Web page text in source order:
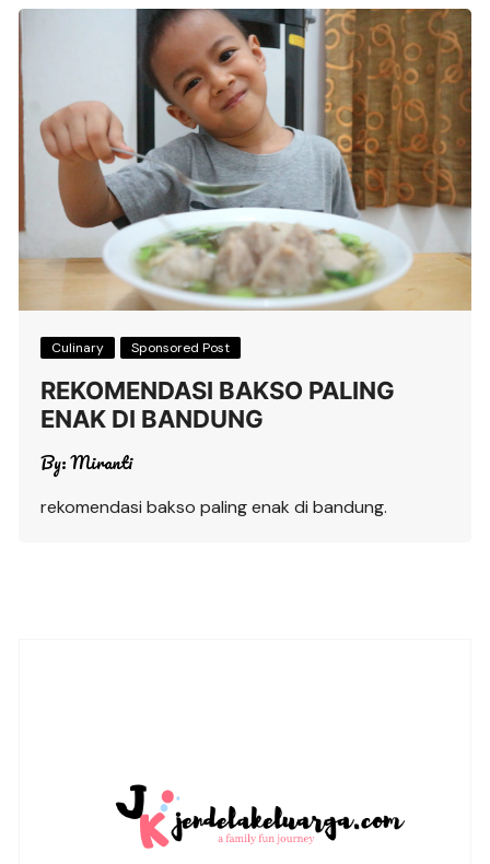
Culinary Sponsored Post
REKOMENDASI BAKSO PALING
ENAK DI BANDUNG
By:Miranti
rekomendasi bakso paling enak di bandung.